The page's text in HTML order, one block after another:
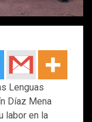
Lenguas
Díaz Mena
labor en la